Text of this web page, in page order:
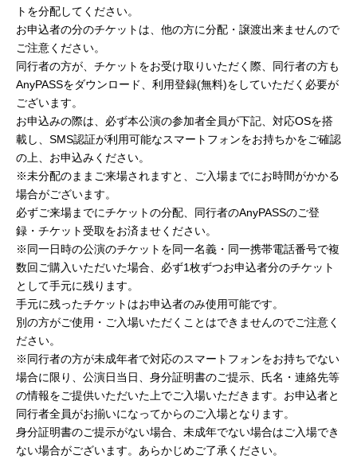
トを分配してください。
お申込者の分のチケットは、他の方に分配・譲渡出来ませんので
ご注意ください。
同行者の方が、チケットをお受け取りいただく際、同行者の方も
AnyPASSをダウンロード、利用登録(無料)をしていただく必要が
ございます。
お申込みの際は、必ず本公演の参加者全員が下記、対応OSを搭
載し、SMS認証が利用可能なスマートフォンをお持ちかをご確認
の上、お申込みください。
※未分配のままご来場されますと、ご入場までにお時間がかかる
場合がございます。
必ずご来場までにチケットの分配、同行者のAnyPASSのご登
録・チケット受取をお済ませください。
※同一日時の公演のチケットを同一名義・同一携帯電話番号で複
数回ご購入いただいた場合、必ず1枚ずつお申込者分のチケット
として手元に残ります。
手元に残ったチケットはお申込者のみ使用可能です。
別の方がご使用・ご入場いただくことはできませんのでご注意く
ださい。
※同行者の方が未成年者で対応のスマートフォンをお持ちでない
場合に限り、公演日当日、身分証明書のご提示、氏名・連絡先等
の情報をご提供いただいた上でご入場いただきます。お申込者と
同行者全員がお揃いになってからのご入場となります。
身分証明書のご提示がない場合、未成年でない場合はご入場でき
ない場合がございます。あらかじめご了承ください。